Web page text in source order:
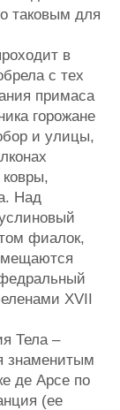
таковым для
в
с тех
примаса
горожане
и улицы,
Над
фиалок,
XVII
Тела –
знаменитым
де Арсе по
(ее